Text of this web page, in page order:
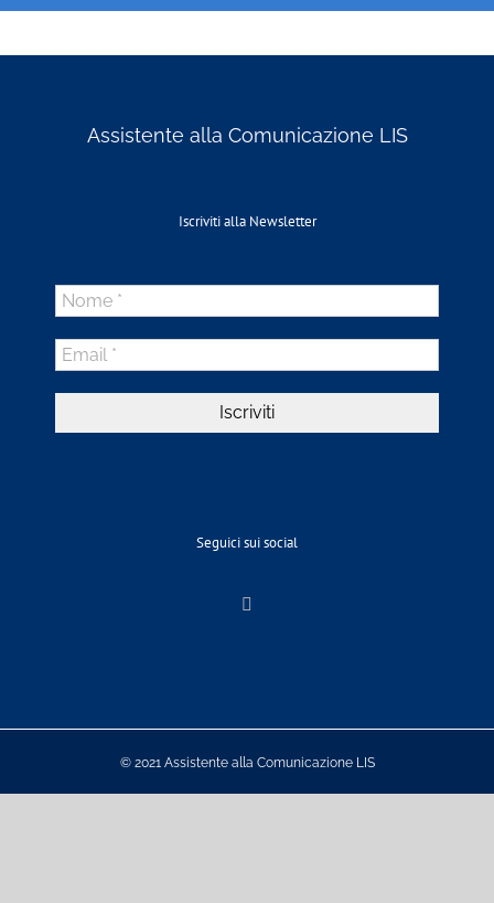
Assistente alla Comunicazione LIS
Iscriviti alla Newsletter
Seguici sui social
© 2021 Assistente alla Comunicazione LIS